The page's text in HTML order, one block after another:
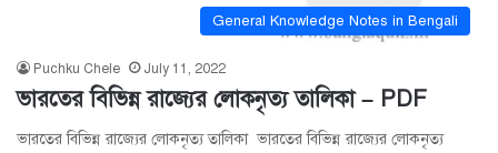
General Knowledge Notes in Bengali
Puchku Chele July 11, 2022
ভারতের বিভিন্ন রাজ্যের লোকনৃত্য তালিকা – PDF
ভারতের বিভিন্ন রাজ্যের লোকনৃত্য তালিকা ভারতের বিভিন্ন রাজ্যের লোকনৃত্য